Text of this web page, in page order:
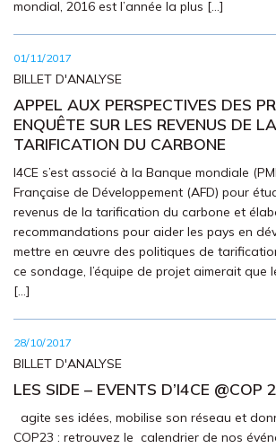
mondial, 2016 est l’année la plus […]
01/11/2017
BILLET D'ANALYSE
APPEL AUX PERSPECTIVES DES
ENQUÊTE SUR LES REVENUS DE LA
TARIFICATION DU CARBONE
I4CE s’est associé à la Banque mondiale
Française de Développement (AFD) pour
revenus de la tarification du carbone et
recommandations pour aider les pays en
mettre en œuvre des politiques de
ce sondage, l’équipe de projet aimerait que
[…]
28/10/2017
BILLET D'ANALYSE
LES SIDE – EVENTS D’I4CE @COP
agite ses idées, mobilise son réseau et
COP23 : retrouvez le calendrier de nos